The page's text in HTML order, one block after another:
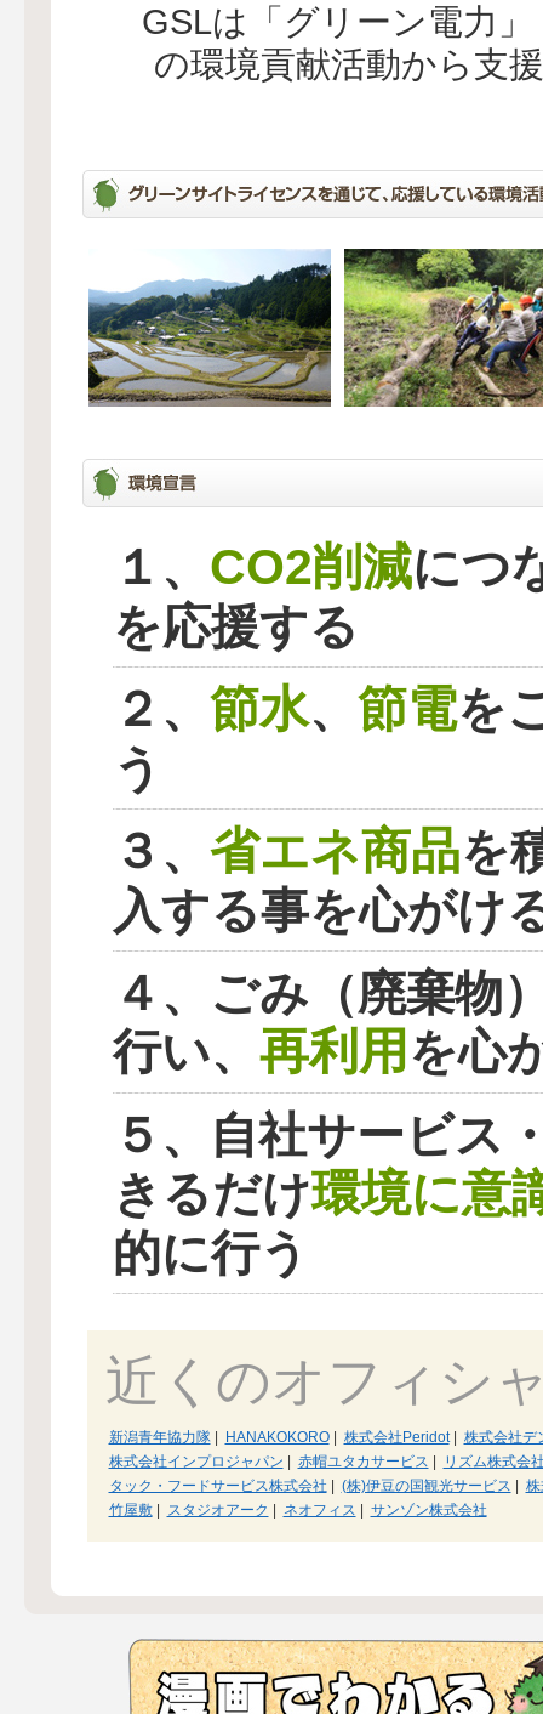
GSLは「グリーン電力
の環境貢献活動から支
１、 CO2削減につ
を応援する
２、 節水、 節電を
う
３、 省エネ商品を
入する事を心がけ
４、ごみ（廃棄物
行い、 再利用を心
５、自社サービス
きるだけ環境に意
的に行う
近くのオフィシ
新潟青年協力隊| HANAKOKORO| 株式会社Peridot|
株式会社デ
株式会社インプロジャパン
赤帽ユタカサービス
リズム株式会
タック・フードサービス株式会社
(株)伊豆の国観光サービス
竹屋敷| スタジオアーク ネオフィス サンゾン株式会社